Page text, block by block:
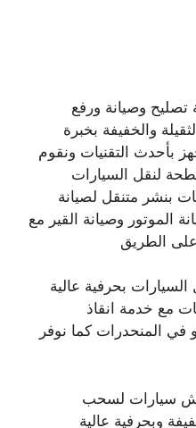
وصيانة ورفع
والخفيفة بخبرة
التقنيات ونقوم
لنقل السيارات
بنشر متنقل لصيانة
الموتور وصيانة القير مع
الطريق
بحرفية عالية
مع خدمة انقاذ
في المنحدرات كما نوفر
سيارات لسحب
وبحرفية عالية